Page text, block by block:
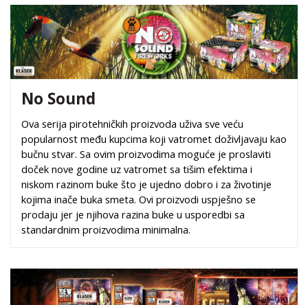
No Sound
Ova serija pirotehničkih proizvoda uživa sve veću
popularnost među kupcima koji vatromet doživljavaju kao
bučnu stvar. Sa ovim proizvodima moguće je proslaviti
doček nove godine uz vatromet sa tišim efektima i
niskom razinom buke što je ujedno dobro i za životinje
kojima inače buka smeta. Ovi proizvodi uspješno se
prodaju jer je njihova razina buke u usporedbi sa
standardnim proizvodima minimalna.